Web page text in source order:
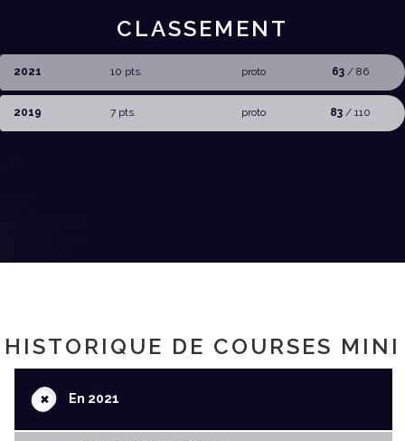
CLASSEMENT
2021 10 pts. proto 63 / 86
2019 7 pts. proto 83 / 110
HISTORIQUE DE COURSES MINI
+En 2021